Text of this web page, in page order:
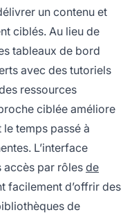
un contenu et
ciblés. Au lieu de
tableaux de bord
avec des tutoriels
ressources
ciblée améliore
le temps passé à
L’interface
accès par rôles de
facilement d’offrir des
de